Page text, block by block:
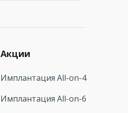
Акции
Имплантация All-on-4
Имплантация All-on-6